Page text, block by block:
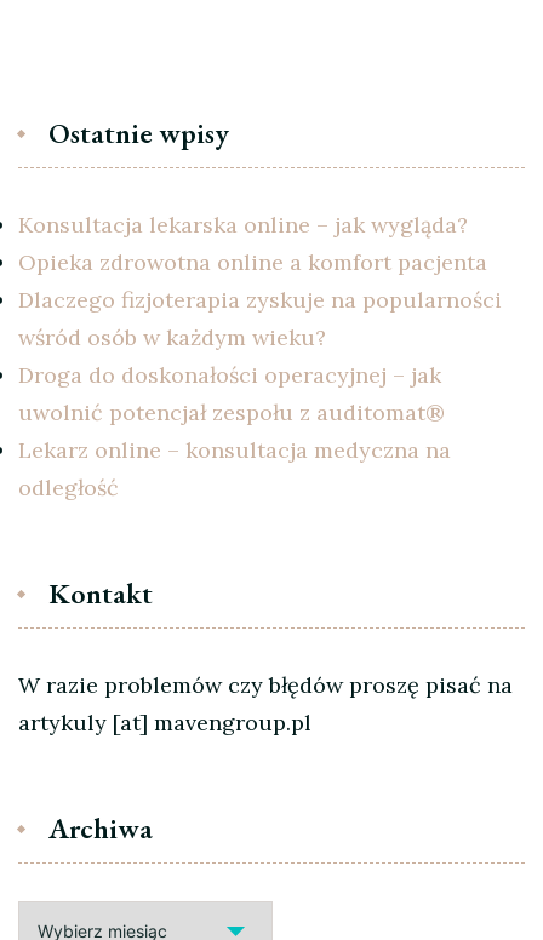
Ostatnie wpisy
Konsultacja lekarska online – jak wygląda?
Opieka zdrowotna online a komfort pacjenta
Dlaczego fizjoterapia zyskuje na popularności
wśród osób w każdym wieku?
Droga do doskonałości operacyjnej – jak
uwolnić potencjał zespołu z auditomat®
Lekarz online – konsultacja medyczna na
odległość
Kontakt
W razie problemów czy błędów proszę pisać na
artykuly [at] mavengroup.pl
Archiwa